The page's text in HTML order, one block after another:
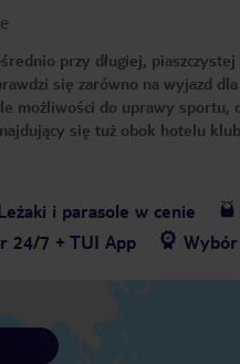
wieczorna zmiana
wejściem do morza
hotelu. Bardzo miła
plusy! Polecam
przy długiej,
się zarówno na wyjazd
możliwości do uprawy
się tuż obok hotelu
i parasole w cenie
24/7 + TUI App